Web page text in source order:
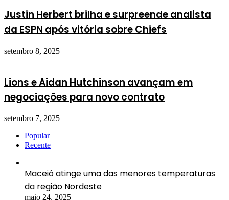
Justin Herbert brilha e surpreende analista
da ESPN após vitória sobre Chiefs
setembro 8, 2025
Lions e Aidan Hutchinson avançam em
negociações para novo contrato
setembro 7, 2025
Popular
Recente
Maceió atinge uma das menores temperaturas
da região Nordeste
maio 24, 2025